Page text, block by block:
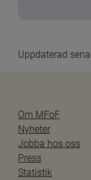
Uppdaterad
Om MFoF
Nyheter
Jobba hos oss
Press
Statistik